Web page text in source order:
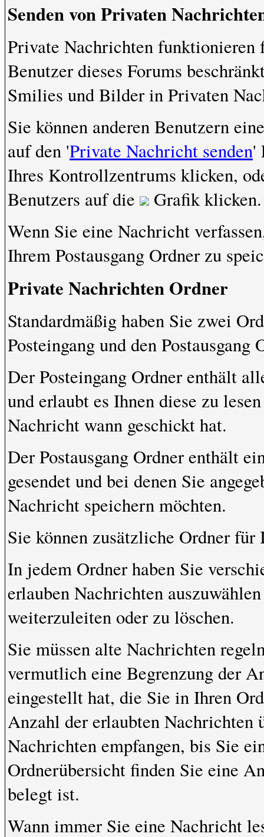
Senden von Privaten
Private Nachrichten funktionieren
Benutzer dieses Forums
Smilies und Bilder in Privaten
Sie können anderen Benutzern
auf den 'Private Nachricht senden'
Ihres Kontrollzentrums klicken,
Benutzers auf die
Grafik klicken.
Wenn Sie eine Nachricht
Ihrem Postausgang Ordner zu
Private Nachrichten Ordner
Standardmäßig haben Sie zwei
Posteingang und den Postausgang
Der Posteingang Ordner enthält
und erlaubt es Ihnen diese zu
Nachricht wann geschickt hat.
Der Postausgang Ordner enthält
gesendet und bei denen Sie
Nachricht speichern möchten.
Sie können zusätzliche Ordner
In jedem Ordner haben Sie
erlauben Nachrichten
weiterzuleiten oder zu löschen.
Sie müssen alte Nachrichten
vermutlich eine Begrenzung der
eingestellt hat, die Sie in Ihren
Anzahl der erlaubten Nachrichten
Nachrichten empfangen, bis Sie
Ordnerübersicht finden Sie eine
belegt ist.
Wann immer Sie eine Nachricht